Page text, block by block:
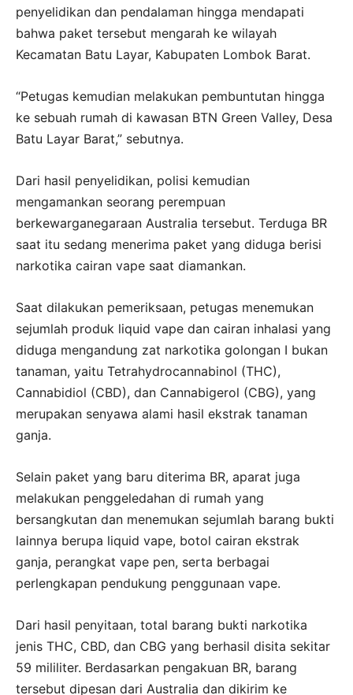
penyelidikan dan pendalaman hingga mendapati
bahwa paket tersebut mengarah ke wilayah
Kecamatan Batu Layar, Kabupaten Lombok Barat.
“Petugas kemudian melakukan pembuntutan hingga
ke sebuah rumah di kawasan BTN Green Valley, Desa
Batu Layar Barat,” sebutnya.
Dari hasil penyelidikan, polisi kemudian
mengamankan seorang perempuan
berkewarganegaraan Australia tersebut. Terduga BR
saat itu sedang menerima paket yang diduga berisi
narkotika cairan vape saat diamankan.
Saat dilakukan pemeriksaan, petugas menemukan
sejumlah produk liquid vape dan cairan inhalasi yang
diduga mengandung zat narkotika golongan I bukan
tanaman, yaitu Tetrahydrocannabinol (THC),
Cannabidiol (CBD), dan Cannabigerol (CBG), yang
merupakan senyawa alami hasil ekstrak tanaman
ganja.
Selain paket yang baru diterima BR, aparat juga
melakukan penggeledahan di rumah yang
bersangkutan dan menemukan sejumlah barang bukti
lainnya berupa liquid vape, botol cairan ekstrak
ganja, perangkat vape pen, serta berbagai
perlengkapan pendukung penggunaan vape.
Dari hasil penyitaan, total barang bukti narkotika
jenis THC, CBD, dan CBG yang berhasil disita sekitar
59 mililiter. Berdasarkan pengakuan BR, barang
tersebut dipesan dari Australia dan dikirim ke